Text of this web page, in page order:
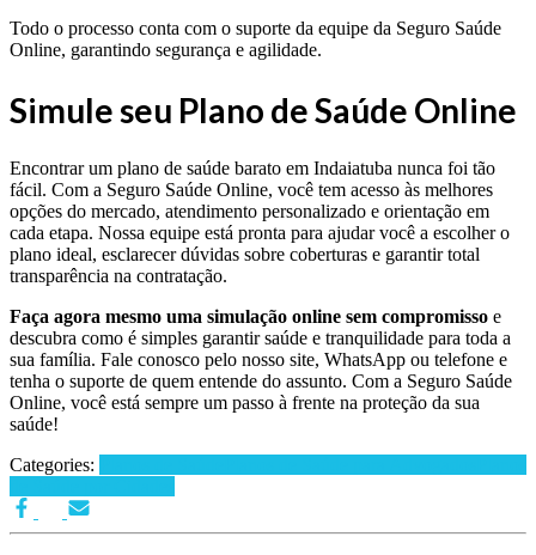
Todo o processo conta com o suporte da equipe da Seguro Saúde
Online, garantindo segurança e agilidade.
Simule seu Plano de Saúde Online
Encontrar um plano de saúde barato em Indaiatuba nunca foi tão
fácil. Com a Seguro Saúde Online, você tem acesso às melhores
opções do mercado, atendimento personalizado e orientação em
cada etapa. Nossa equipe está pronta para ajudar você a escolher o
plano ideal, esclarecer dúvidas sobre coberturas e garantir total
transparência na contratação.
Faça agora mesmo uma simulação online sem compromisso e
descubra como é simples garantir saúde e tranquilidade para toda a
sua família. Fale conosco pelo nosso site, WhatsApp ou telefone e
tenha o suporte de quem entende do assunto. Com a Seguro Saúde
Online, você está sempre um passo à frente na proteção da sua
saúde!
Categories: